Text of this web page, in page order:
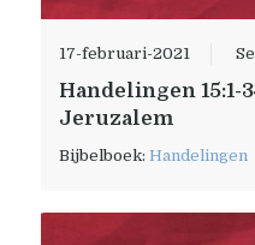
17-februari-2021
Handelingen 15:1-
Jeruzalem
Bijbelboek:Handelingen